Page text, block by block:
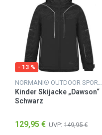
- 13 %
NORMANI® OUTDOOR SPORTS
Kinder Skijacke „Dawson“
Schwarz
129,95 € UVP: 149,95 €